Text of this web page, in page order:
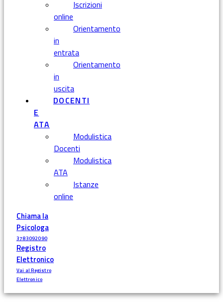
Iscrizioni
online
Orientamento
in
entrata
Orientamento
in
uscita
DOCENTI
E
ATA
Modulistica
Docenti
Modulistica
ATA
Istanze
online
Chiama la
Psicologa
3783092090
Registro
Elettronico
Vai al Registro
Elettronico